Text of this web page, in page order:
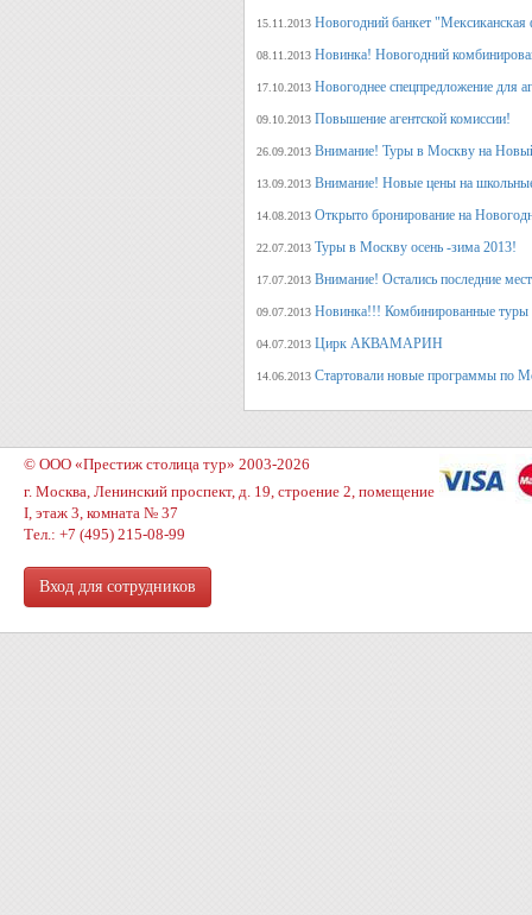
15.11.2013 Новогодний банкет
08.11.2013 Новинка! Новогодний
17.10.2013 Новогоднее спецпредложение для
09.10.2013 Повышение агентской комиссии!
26.09.2013 Внимание! Туры в Москву на
13.09.2013 Внимание! Новые цены на
14.08.2013 Открыто бронирование на
22.07.2013 Туры в Москву осень -зима 2013!
17.07.2013 Внимание! Остались последние
09.07.2013 Новинка!!! Комбинированные туры
04.07.2013 Цирк АКВАМАРИН
14.06.2013 Стартовали новые программы по
© ООО «Престиж столица тур» 2003-2026
г. Москва, Ленинский проспект, д. 19, строение 2, помещение
I, этаж 3, комната № 37
Тел.: +7 (495) 215-08-99
Вход для сотрудников